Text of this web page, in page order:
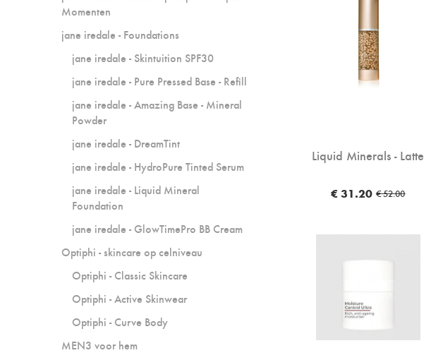
Liquid Minerals - Latte
€ 31.20 € 52.00
Momenten
jane iredale - Foundations
jane iredale - Skintuition SPF30
jane iredale - Pure Pressed Base - Refill
jane iredale - Amazing Base - Mineral
Powder
jane iredale - DreamTint
jane iredale - HydroPure Tinted Serum
jane iredale - Liquid Mineral
Foundation
jane iredale - GlowTimePro BB Cream
Optiphi - skincare op celniveau
Optiphi - Classic Skincare
Optiphi - Active Skinwear
Optiphi - Curve Body
MEN3 voor hem